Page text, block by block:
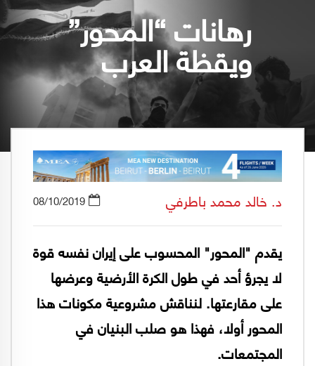
رهانات “المحور”
ويقظة العرب
د. خالد محمد باطرفي 08/10/2019
يقدم "المحور" المحسوب على إيران نفسه قوة
لا يجرؤ أحد في طول الكرة الأرضية وعرضها
على مقارعتها. لنناقش مشروعية مكونات هذا
المحور أولا، فهذا هو صلب البنيان في
المجتمعات.